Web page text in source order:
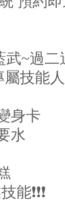
武~過二
技能
身卡
水
❗❗❗